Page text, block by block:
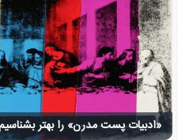
«ادبیات پست مدرن» را بهتر